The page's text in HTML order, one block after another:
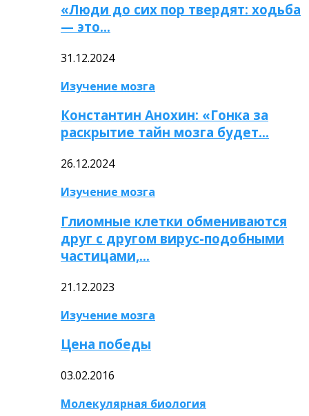
«Люди до сих пор твердят: ходьба
— это…
31.12.2024
Изучение мозга
Константин Анохин: «Гонка за
раскрытие тайн мозга будет…
26.12.2024
Изучение мозга
Глиомные клетки обмениваются
друг с другом вирус-подобными
частицами,…
21.12.2023
Изучение мозга
Цена победы
03.02.2016
Молекулярная биология